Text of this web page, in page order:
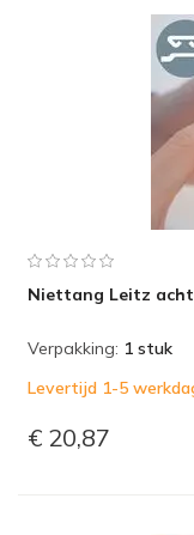
Niettang Leitz
Verpakking: 1 stuk
Levertijd 1-5
€ 20,87